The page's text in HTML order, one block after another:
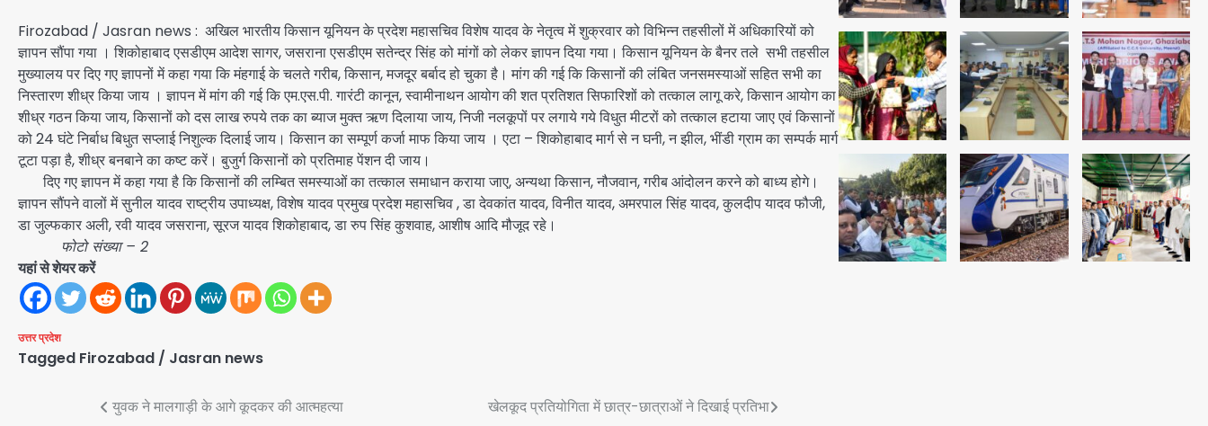
Firozabad / Jasran news : अखिल भारतीय किसान यूनियन के प्रदेश महासचिव विशेष यादव के नेतृत्व में शुक्रवार को विभिन्न तहसीलों में अधिकारियों को
ज्ञापन सौंपा गया । शिकोहाबाद एसडीएम आदेश सागर, जसराना एसडीएम सतेन्द्र सिंह को मांगों को लेकर ज्ञापन दिया गया। किसान यूनियन के बैनर तले सभी तहसील
मुख्यालय पर दिए गए ज्ञापनों में कहा गया कि मंहगाई के चलते गरीब, किसान, मजदूर बर्बाद हो चुका है। मांग की गई कि किसानों की लंबित जनसमस्याओं सहित सभी का
निस्तारण शीध्र किया जाय । ज्ञापन में मांग की गई कि एम.एस.पी. गारंटी कानून, स्वामीनाथन आयोग की शत प्रतिशत सिफारिशों को तत्काल लागू करे, किसान आयोग का
शीध्र गठन किया जाय, किसानों को दस लाख रुपये तक का ब्याज मुक्त ऋण दिलाया जाय, निजी नलकूपों पर लगाये गये विधुत मीटरों को तत्काल हटाया जाए एवं किसानों
को 24 घंटे निर्बाध बिधुत सप्लाई निशुल्क दिलाई जाय। किसान का सम्पूर्ण कर्जा माफ किया जाय । एटा – शिकोहाबाद मार्ग से न घनी, न झील, भींडी ग्राम का सम्पर्क मार्ग
टूटा पड़ा है, शीध्र बनबाने का कष्ट करें। बुजुर्ग किसानों को प्रतिमाह पेंशन दी जाय।
दिए गए ज्ञापन में कहा गया है कि किसानों की लम्बित समस्याओं का तत्काल समाधान कराया जाए, अन्यथा किसान, नौजवान, गरीब आंदोलन करने को बाध्य होगे।
ज्ञापन सौंपने वालों में सुनील यादव राष्ट्रीय उपाध्यक्ष, विशेष यादव प्रमुख प्रदेश महासचिव , डा देवकांत यादव, विनीत यादव, अमरपाल सिंह यादव, कुलदीप यादव फौजी,
डा जुल्फकार अली, रवी यादव जसराना, सूरज यादव शिकोहाबाद, डा रुप सिंह कुशवाह, आशीष आदि मौजूद रहे।
फोटो संख्या – 2
यहां से शेयर करें
उत्तर प्रदेश
Tagged Firozabad / Jasran news
युवक ने मालगाड़ी के आगे कूदकर की आत्महत्या खेलकूद प्रतियोगिता में छात्र-छात्राओं ने दिखाई प्रतिभा
1
पुरा महादेव से बेटियों के स्वास्थ्य और
सुरक्षा का संदेश
Team JHJ
2
अब पहला स्थान हासिल करना लक्ष्य:
डीएम
Team JHJ
28 साल बाद कानून के शिकंजे में आया
हत्या का फरार आरोपी